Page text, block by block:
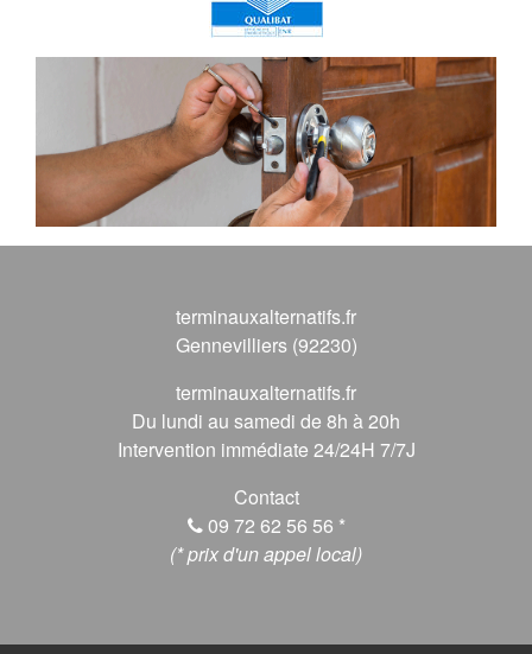
terminauxalternatifs.fr
Gennevilliers (92230)
terminauxalternatifs.fr
Du lundi au samedi de 8h à 20h
Intervention immédiate 24/24H 7/7J
Contact
09 72 62 56 56 *
(* prix d'un appel local)